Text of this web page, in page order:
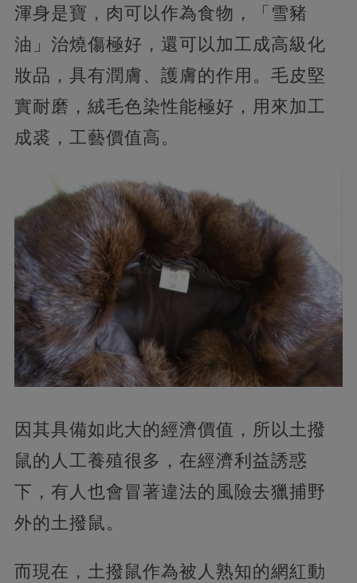
渾身是寶，肉可以作為食物，「雪豬
油」治燒傷極好，還可以加工成高級化
妝品，具有潤膚、護膚的作用。毛皮堅
實耐磨，絨毛色染性能極好，用來加工
成裘，工藝價值高。
因其具備如此大的經濟價值，所以土撥
鼠的人工養殖很多，在經濟利益誘惑
下，有人也會冒著違法的風險去獵捕野
外的土撥鼠。
而現在，土撥鼠作為被人熟知的網紅動